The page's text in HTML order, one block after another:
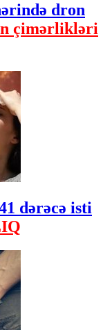
dron
çimərlikləri
dərəcə isti